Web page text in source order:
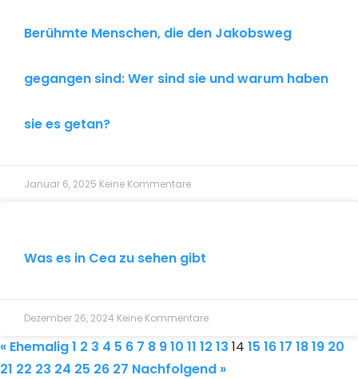
Berühmte Menschen, die den Jakobsweg
gegangen sind: Wer sind sie und warum haben
sie es getan?
Januar 6, 2025 Keine Kommentare
Was es in Cea zu sehen gibt
Dezember 26, 2024 Keine Kommentare
« Ehemalig1 2 3 4 5 6 7 8 910 11 12 13 14 15 1617 1819 20
21 22 23 24 25 26 27 Nachfolgend »